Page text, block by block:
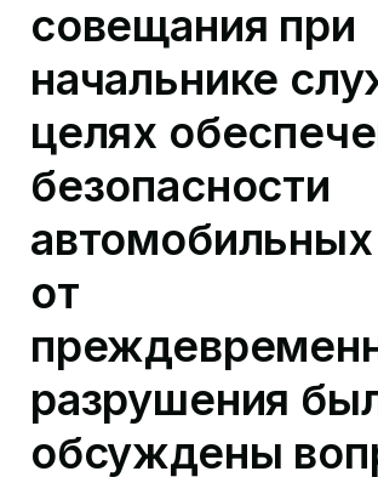
совещания при
начальнике
целях
безопасности
от
разрушения
обсуждены